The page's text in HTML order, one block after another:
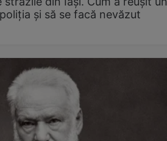
și să se facă nevăzut